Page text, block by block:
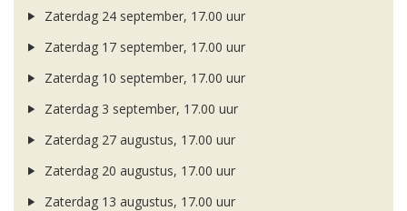
Zaterdag 24 september, 17.00 uur
Zaterdag 17 september, 17.00 uur
Zaterdag 10 september, 17.00 uur
Zaterdag 3 september, 17.00 uur
Zaterdag 27 augustus, 17.00 uur
Zaterdag 20 augustus, 17.00 uur
Zaterdag 13 augustus, 17.00 uur